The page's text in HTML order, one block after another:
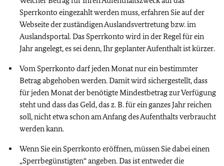
Sperrkonto eingezahlt werden muss, erfahren Sie auf der
Webseite der zuständigen Auslandsvertretung bzw. im
Auslandsportal. Das Sperrkonto wird in der Regel für ein
Jahr angelegt, es sei denn, Ihr geplanter Aufenthalt ist kürzer.
Vom Sperrkonto darf jeden Monat nur ein bestimmter
Betrag abgehoben werden. Damit wird sichergestellt, dass
für jeden Monat der benötigte Mindestbetrag zur Verfügung
steht und dass das Geld, das z. B. für ein ganzes Jahr reichen
soll, nicht etwa schon am Anfang des Aufenthalts verbraucht
werden kann.
Wenn Sie ein Sperrkonto eröffnen, müssen Sie dabei einen
„Sperrbegünstigten“ angeben. Das ist entweder die